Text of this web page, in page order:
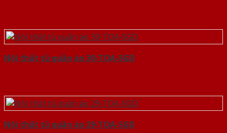
Nội thất tủ quần áo 30-TQA-SGD
Nội thất tủ quần áo 29-TQA-SGD